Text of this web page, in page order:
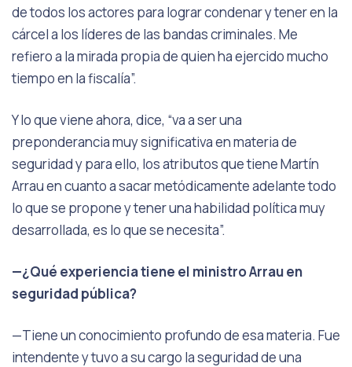
de todos los actores para lograr condenar y tener en la
cárcel a los líderes de las bandas criminales. Me
refiero a la mirada propia de quien ha ejercido mucho
tiempo en la fiscalía”.
Y lo que viene ahora, dice, “va a ser una
preponderancia muy significativa en materia de
seguridad y para ello, los atributos que tiene Martín
Arrau en cuanto a sacar metódicamente adelante todo
lo que se propone y tener una habilidad política muy
desarrollada, es lo que se necesita”.
—¿Qué experiencia tiene el ministro Arrau en
seguridad pública?
—Tiene un conocimiento profundo de esa materia. Fue
intendente y tuvo a su cargo la seguridad de una